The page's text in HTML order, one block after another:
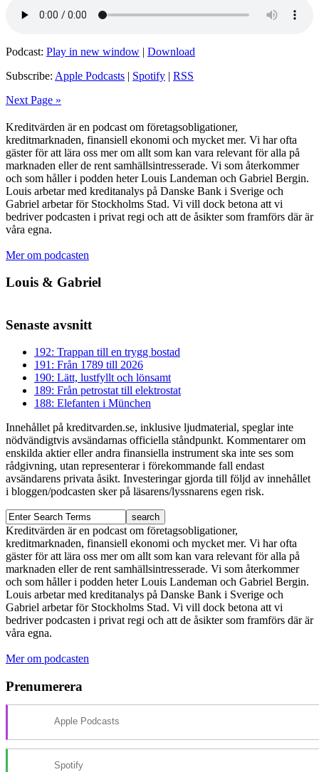
Podcast: Play in new window | Download
Subscribe: Apple Podcasts | Spotify | RSS
Next Page »
Kreditvärden är en podcast om företagsobligationer,
kreditmarknaden, finansiell ekonomi och mycket mer. Vi har ofta
gäster för att lära oss mer om allt som kan vara relevant för alla på
marknaden eller de rent samhällsintresserade. Vi som återkommer
och som håller i podden heter Louis Landeman och Gabriel Bergin.
Louis arbetar med kreditanalys på Danske Bank i Sverige och
Gabriel arbetar för Stockholms Stad. Vi vill dock betona att vi
bedriver podcasten i privat regi och att de åsikter som framförs där är
våra egna.
Mer om podcasten
Louis & Gabriel
Senaste avsnitt
192: Trappan till en trygg bostad
191: Från 1789 till 2026
190: Lätt, lustfyllt och lönsamt
189: Från petrostat till elektrostat
188: Elefanten i München
Innehållet på kreditvarden.se, inklusive ljudmaterial, speglar inte
nödvändigtvis avsändarnas officiella ståndpunkt. Kommentarer om
enskilda aktier eller andra finansiella instrument ska inte ses som
rådgivning, utan representerar i förekommande fall endast
avsändarens privata åsikt. Investeringar gjorda till följd av innehållet
i bloggen/podcasten sker på läsarens/lyssnarens egen risk.
Kreditvärden är en podcast om företagsobligationer,
kreditmarknaden, finansiell ekonomi och mycket mer. Vi har ofta
gäster för att lära oss mer om allt som kan vara relevant för alla på
marknaden eller de rent samhällsintresserade. Vi som återkommer
och som håller i podden heter Louis Landeman och Gabriel Bergin.
Louis arbetar med kreditanalys på Danske Bank i Sverige och
Gabriel arbetar för Stockholms Stad. Vi vill dock betona att vi
bedriver podcasten i privat regi och att de åsikter som framförs där är
våra egna.
Mer om podcasten
Prenumerera
Apple Podcasts
Spotify